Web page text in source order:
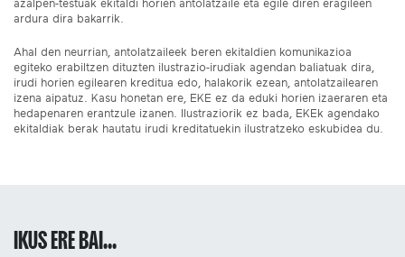
azalpen-testuak ekitaldi horien antolatzaile eta egile diren eragileen
ardura dira bakarrik.
Ahal den neurrian, antolatzaileek beren ekitaldien komunikazioa
egiteko erabiltzen dituzten ilustrazio-irudiak agendan baliatuak dira,
irudi horien egilearen kreditua edo, halakorik ezean, antolatzailearen
izena aipatuz. Kasu honetan ere, EKE ez da eduki horien izaeraren eta
hedapenaren erantzule izanen. Ilustraziorik ez bada, EKEk agendako
ekitaldiak berak hautatu irudi kreditatuekin ilustratzeko eskubidea du.
IKUS ERE BAI...